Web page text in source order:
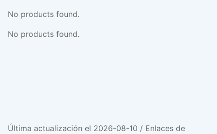
No products found.
No products found.
Última actualización el 2026-08-10 / Enlaces de